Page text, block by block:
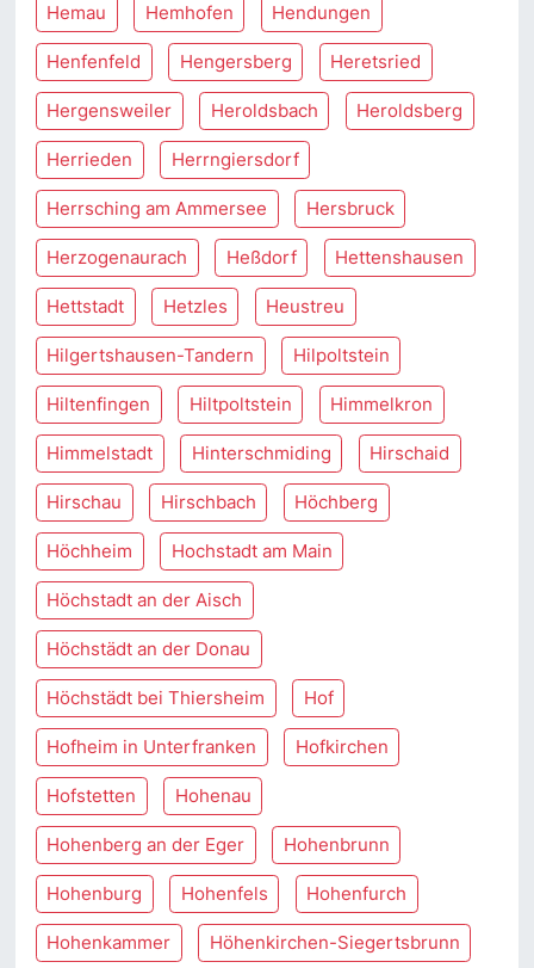
Hemau Hemhofen Hendungen
Henfenfeld Hengersberg Heretsried
Hergensweiler Heroldsbach Heroldsberg
Herrieden Herrngiersdorf
Herrsching am Ammersee Hersbruck
Herzogenaurach Heßdorf Hettenshausen
Hettstadt Hetzles Heustreu
Hilgertshausen-Tandern Hilpoltstein
Hiltenfingen Hiltpoltstein Himmelkron
Himmelstadt Hinterschmiding Hirschaid
Hirschau Hirschbach Höchberg
Höchheim Hochstadt am Main
Höchstadt an der Aisch
Höchstädt an der Donau
Höchstädt bei Thiersheim Hof
Hofheim in Unterfranken Hofkirchen
Hofstetten Hohenau
Hohenberg an der Eger Hohenbrunn
Hohenburg Hohenfels Hohenfurch
Hohenkammer Höhenkirchen-Siegertsbrunn